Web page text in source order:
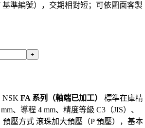
基準編號），交期相對短；可依圖面客製
+
NSK FA 系列（軸端已加工）
標準在庫精
、導程 4 mm、精度等級 C3（JIS）、
壓方式 滾珠加大預壓（P 預壓），基本